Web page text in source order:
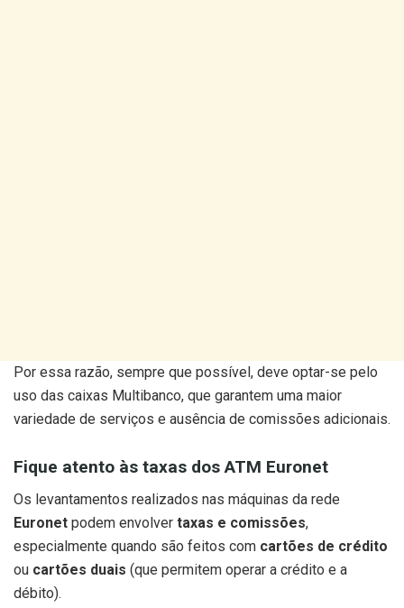
Por essa razão, sempre que possível, deve optar-se pelo
uso das caixas Multibanco, que garantem uma maior
variedade de serviços e ausência de comissões adicionais.
Fique atento às taxas dos ATM Euronet
Os levantamentos realizados nas máquinas da rede
Euronet podem envolver taxas e comissões,
especialmente quando são feitos com cartões de crédito
ou cartões duais (que permitem operar a crédito e a
débito).